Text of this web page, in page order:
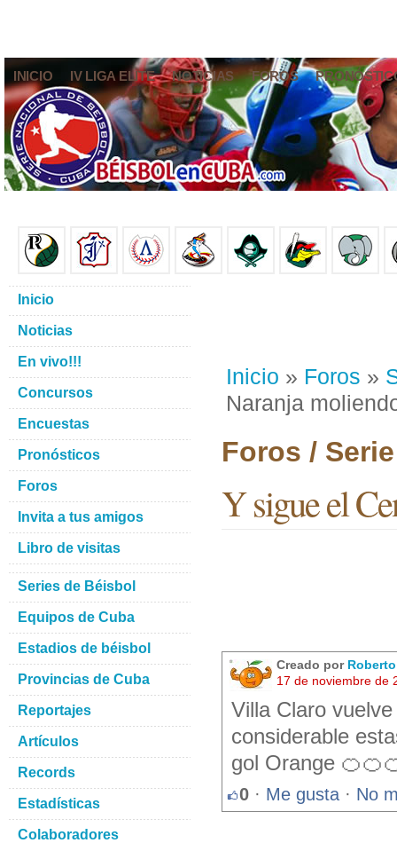
INICIO IV LIGA ELITE NOTICIAS FOROS
Inicio » Foros »
Naranja
Foros /
Y sigue el
Creado por
17 de noviembre de
Villa Claro
considerable
gol Orange
0 · Me gusta · No
Inicio
Noticias
En vivo!!!
Concursos
Encuestas
Pronósticos
Foros
Invita a tus amigos
Libro de visitas
Series de Béisbol
Equipos de Cuba
Estadios de béisbol
Provincias de Cuba
Reportajes
Artículos
Records
Estadísticas
Colaboradores